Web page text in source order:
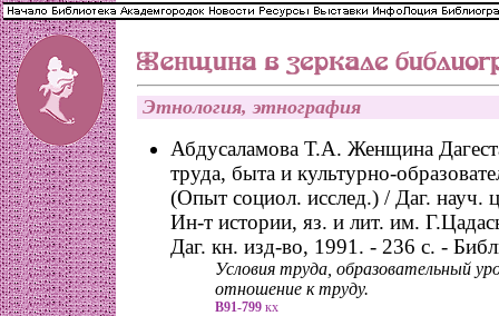
Этнология, этнография
Абдусаламова Т.А. Женщина
труда, быта и культурно-
(Опыт социол. исслед.) / Даг.
Ин-т истории, яз. и лит. им.
Даг. кн. изд-во, 1991. - 236 с. -
Условия труда, образовательный
отношение к труду.
В91-799 кх